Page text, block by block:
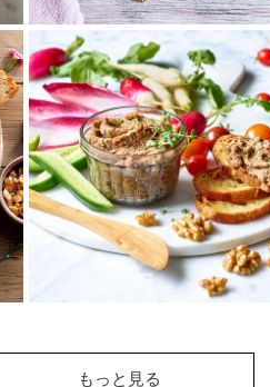
くるみとさつまいもの
ファラフェルボウル
ひよこ豆やそら豆で作る中東風
のコロッケ「ファラフェル」を
くるみとさつまいもで作ったレ
シピ。くるみのコ...
もっと見る